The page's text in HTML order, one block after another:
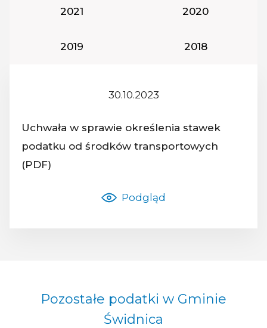
Rok podatkowy:
2021 Rok podatkowy:
2020
Rok podatkowy:
2019 Rok
2018
30.10.2023
Nazwa dokumentu:
Uchwała w sprawie określenia stawek
podatku od środków transportowych
(PDF)
Podgląd
Pozostałe podatki w Gminie
Świdnica